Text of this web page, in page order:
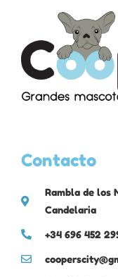
Contacto
Rambla de los
Candelaria
+34 696 452